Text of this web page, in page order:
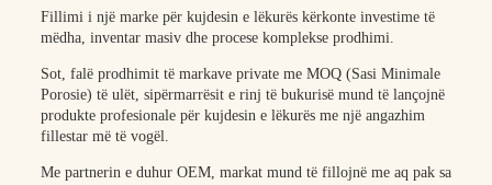
Fillimi i një marke për kujdesin e lëkurës kërkonte investime të
mëdha, inventar masiv dhe procese komplekse prodhimi.
Sot, falë prodhimit të markave private me MOQ (Sasi Minimale
Porosie) të ulët, sipërmarrësit e rinj të bukurisë mund të lançojnë
produkte profesionale për kujdesin e lëkurës me një angazhim
fillestar më të vogël.
Me partnerin e duhur OEM, markat mund të fillojnë me aq pak sa